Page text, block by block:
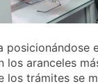
posicionándose
los aranceles
los trámites se